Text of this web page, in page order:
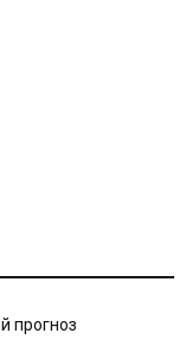
прогноз